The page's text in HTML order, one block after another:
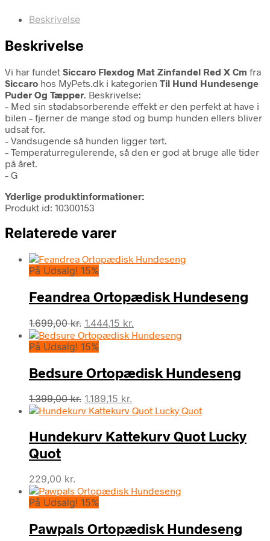
Beskrivelse
Beskrivelse
Vi har fundet Siccaro Flexdog Mat Zinfandel Red X Cm fra
Siccaro hos MyPets.dk i kategorien Til Hund Hundesenge
Puder Og Tæpper. Beskrivelse:
– Med sin stødabsorberende effekt er den perfekt at have i
bilen – fjerner de mange stød og bump hunden ellers bliver
udsat for.
– Vandsugende så hunden ligger tørt.
– Temperaturregulerende, så den er god at bruge alle tider
på året.
– G
Yderlige produktinformationer:
Produkt id: 10300153
Relaterede varer
På Udsalg! 15%
Feandrea Ortopædisk Hundeseng
1.699,00kr. Den
oprindelige
pris
1.699,00 kr..
1.444,15 kr.
aktuelle
1.444,15 kr..
På Udsalg! 15%
Bedsure Ortopædisk Hundeseng
1.399,00kr. Den
oprindelige
var:
1.399,00 kr..
1.189,15 kr.
aktuelle
er:
1.189,15 kr..
Hundekurv Kattekurv Quot Lucky
Quot
229,00 kr.
På Udsalg! 15%
Pawpals Ortopædisk Hundeseng